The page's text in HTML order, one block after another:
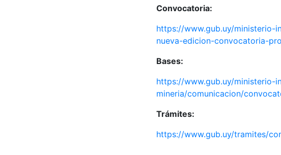
Convocatoria:
https://www.gub.uy/ministerio-
nueva-edicion-convocatoria-
Bases:
https://www.gub.uy/ministerio-
mineria/comunicacion/
Trámites:
https://www.gub.uy/tramites/